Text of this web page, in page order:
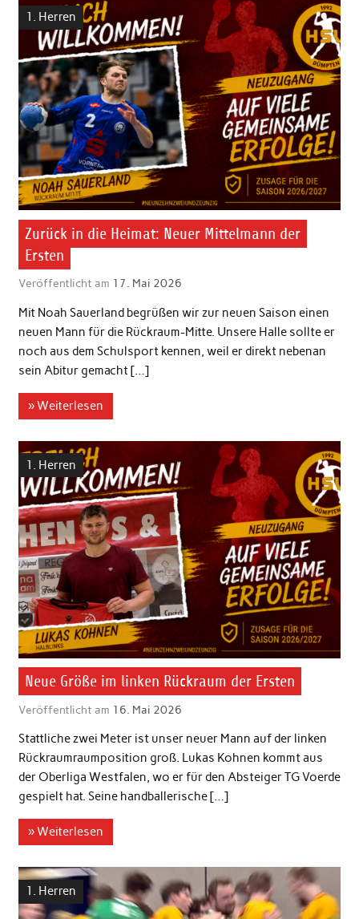
1. Herren
Zurück in die Heimat: Neuer Mittelmann der
Ersten
Veröffentlicht am 17. Mai 2026
Mit Noah Sauerland begrüßen wir zur neuen Saison einen
neuen Mann für die Rückraum-Mitte. Unsere Halle sollte er
noch aus dem Schulsport kennen, weil er direkt nebenan
sein Abitur gemacht […]
» Weiterlesen
1. Herren
Neue Größe im linken Rückraum der Ersten
Veröffentlicht am 16. Mai 2026
Stattliche zwei Meter ist unser neuer Mann auf der linken
Rückraumraumposition groß. Lukas Kohnen kommt aus
der Oberliga Westfalen, wo er für den Absteiger TG Voerde
gespielt hat. Seine handballerische […]
» Weiterlesen
1. Herren